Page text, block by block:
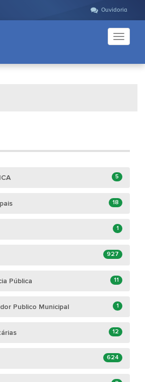
Ouvidoria
Toggle
5
18
1
927
Pública 11
Publico Municipal 1
12
624